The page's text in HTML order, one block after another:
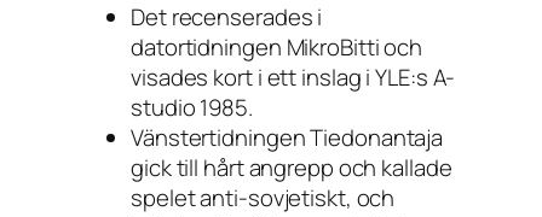
Det recenserades i
datortidningen MikroBittioch
visades kort i ett inslag i YLE:s A-
studio 1985.
VänstertidningenTiedonantaja
gick till hårt angrepp och kallade
spelet anti-sovjetiskt, och